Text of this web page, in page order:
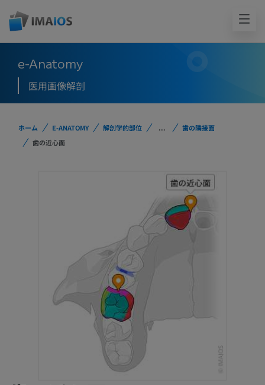
e-Anatomy
医用画像解剖
ホーム E-ANATOMY 解剖学的部位 ...
歯の隣接面
歯の近心面